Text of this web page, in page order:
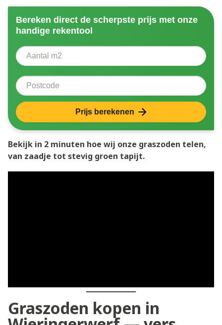
Bereken direct de scherpste prijs met onze
handige rekentool
Aantal vierkante meter
Postcode
Prijs berekenen
Bekijk in 2 minuten hoe wij onze graszoden telen,
van zaadje tot stevig groen tapijt.
Graszoden kopen in